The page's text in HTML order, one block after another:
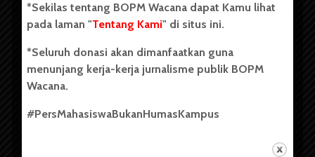
(USU). Sebelumnya BOPM Wacana merupakan salah satu
Unit Kegiatan Mahasiswa (UKM) di Universitas Sumatera
berdiri pada 1 Juli 1995.
Tentang Kami
*Sekilas tentang BOPM Wacana dapat Kamu lihat
pada laman "Tentang Kami" di situs ini.
*Seluruh donasi akan dimanfaatkan guna
menunjang kerja-kerja jurnalisme publik BOPM
Wacana.
#PersMahasiswaBukanHumasKampus